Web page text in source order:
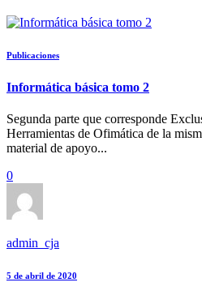
Publicaciones
Informática básica tomo 2
Segunda parte que corresponde
Herramientas de Ofimática de la
material de apoyo...
0
admin_cja
5 de abril de 2020